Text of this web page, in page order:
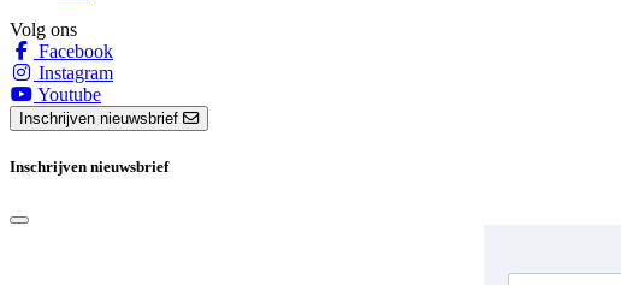
Volg ons
Facebook
Instagram
Youtube
Inschrijven nieuwsbrief
Inschrijven nieuwsbrief